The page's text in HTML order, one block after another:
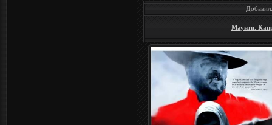
Маунти.